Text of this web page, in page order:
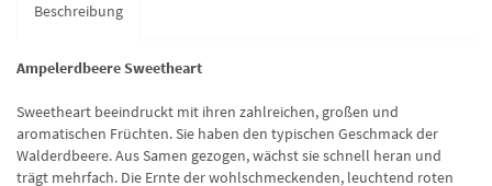
Beschreibung
Ampelerdbeere Sweetheart
Sweetheart beeindruckt mit ihren zahlreichen, großen und
aromatischen Früchten. Sie haben den typischen Geschmack der
Walderdbeere. Aus Samen gezogen, wächst sie schnell heran und
trägt mehrfach. Die Ernte der wohlschmeckenden, leuchtend roten